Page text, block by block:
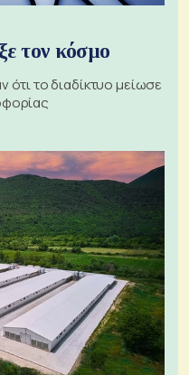
τον κόσμο
το διαδίκτυο μείωσε